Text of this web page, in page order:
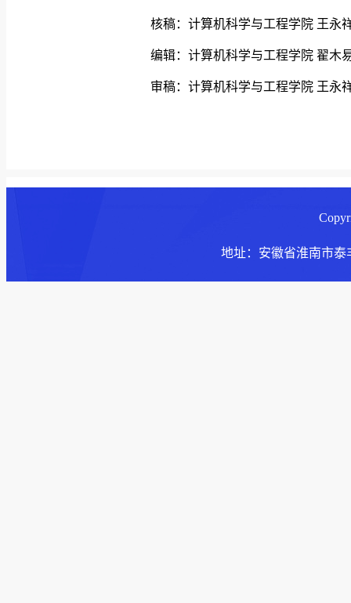
核稿：计算机科学与工程学院 王永
编辑：计算机科学与工程学院 翟木
审稿：计算机科学与工程学院 王永
地址：安徽省淮南市泰